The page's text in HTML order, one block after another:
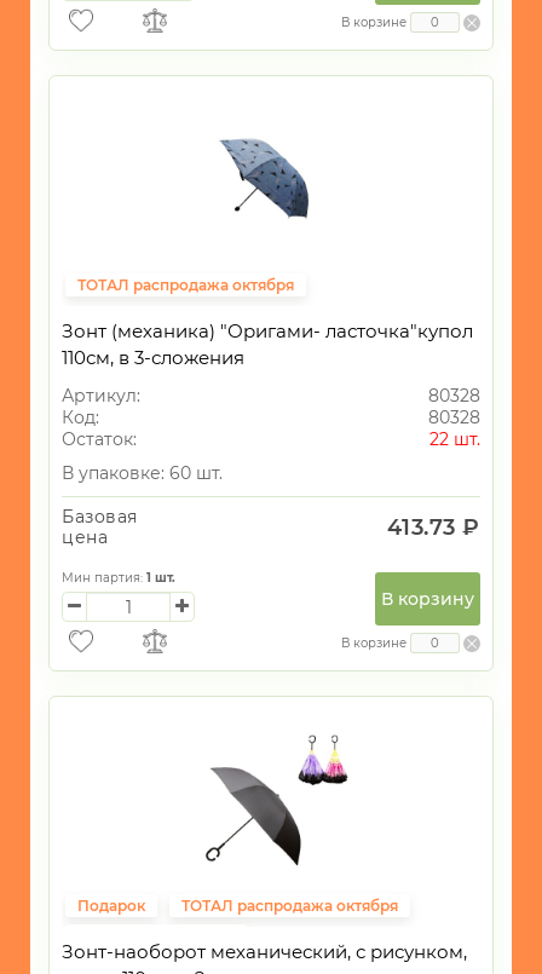
В корзине
ТОТАЛ распродажа октября
Зонт (механика) "Оригами- ласточка"купол
110см, в 3-сложения
Артикул:
80328
Код:
80328
Остаток:
22 шт.
В упаковке: 60 шт.
Базовая
цена
413.73 ₽
Мин партия: 1 шт.
В корзину
В корзине
Подарок
ТОТАЛ распродажа октября
Зонт-наоборот механический, с рисунком,